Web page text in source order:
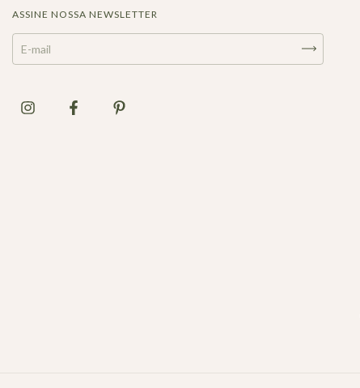
ASSINE NOSSA NEWSLETTER